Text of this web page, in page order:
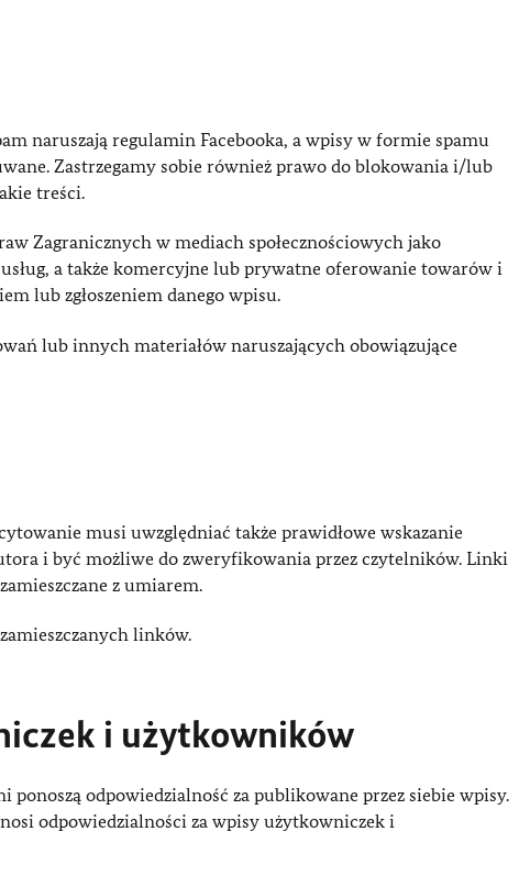
naruszają regulamin Facebooka, a wpisy w formie spamu
Zastrzegamy sobie również prawo do blokowania i/lub
treści.
Zagranicznych w mediach społecznościowych jako
a także komercyjne lub prywatne oferowanie towarów i
lub zgłoszeniem danego wpisu.
lub innych materiałów naruszających obowiązujące
musi uwzględniać także prawidłowe wskazanie
i być możliwe do zweryfikowania przez czytelników. Linki
z umiarem.
linków.
i użytkowników
odpowiedzialność za publikowane przez siebie wpisy.
odpowiedzialności za wpisy użytkowniczek i